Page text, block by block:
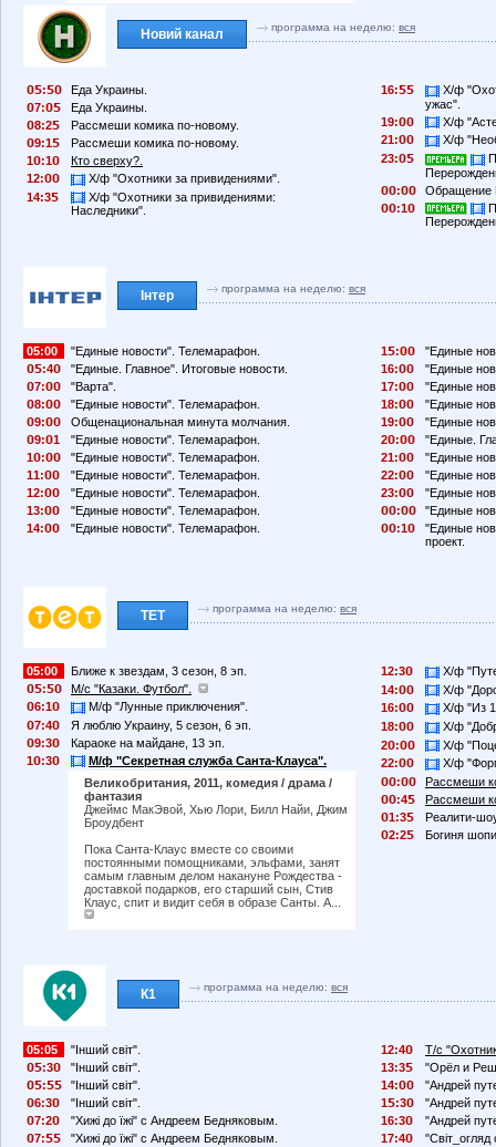
Новий канал программа на неделю: вся
:
Еда Украины.
7:
Еда Украины.
8:2
Рассмеши комика по-новому.
9:1
Рассмеши комика по-новому.
1
:1
Кто сверху?.
12:
Х/ф "Охотники за привидениями".
14:3
Х/ф "Охотники за привидениями:
Наследники".
16:
Х/ф
ужас".
19:
Х/ф
21:
Х/ф
23:
:
Обращение
:1
Інтер программа на неделю: вся
05:00
"Единые новости". Телемарафон.
:4
"Единые. Главное". Итоговые новости.
7:
"Варта".
8:
"Единые новости". Телемарафон.
9:
Общенациональная минута молчания.
9:
1
"Единые новости". Телемарафон.
1
:
"Единые новости". Телемарафон.
11:
"Единые новости". Телемарафон.
12:
"Единые новости". Телемарафон.
13:
"Единые новости". Телемарафон.
14:
"Единые новости". Телемарафон.
1 :
"Единые
16:
"Единые
17:
"Единые
18:
"Единые
19:
"Единые
2
:
"Единые.
21:
"Единые
22:
"Единые
23:
"Единые
:
"Единые
:1
"Единые
проект.
ТЕТ программа на неделю: вся
05:00
Ближе к звездам, 3 сезон, 8 эп.
:
М/с "Казаки. Футбол".
6:1
М/ф "Лунные приключения".
7:4
Я люблю Украину, 5 сезон, 6 эп.
9:3
Караоке на майдане, 13 эп.
1
:3
М/ф "Секретная служба Санта-Клауса".
Великобритания, 2011, комедия / драма /
фантазия
Джеймс МакЭвой, Хью Лори, Билл Найи, Джим
Броудбент
Пока Санта-Клаус вместе со своими
постоянными помощниками, эльфами, занят
самым главным делом накануне Рождества -
доставкой подарков, его старший сын, Стив
Клаус, спит и видит себя в образе Санты. А...
12:3
Х/ф
14:
Х/ф
16:
Х/ф "Из
18:
Х/ф
2
:
Х/ф
22:
Х/ф
:
Рассмеши
:4
Рассмеши
1:3
Реалити-
2:2
Богиня
К1 программа на неделю: вся
05:05
"Інший світ".
:3
"Інший світ".
:
"Інший світ".
6:3
"Інший світ".
7:2
"Хижі до їжі" с Андреем Бедняковым.
7:
"Хижі до їжі" с Андреем Бедняковым.
12:4
Т/с
13:3
"Орёл и
14:
"Андрей
1
:3
"Андрей
16:3
"Андрей
17:4